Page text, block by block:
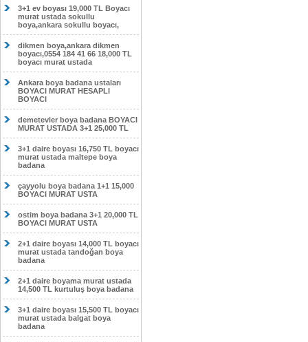
3+1 ev boyası 19,000 TL Boyacı
murat ustada sokullu
boya,ankara sokullu boyacı,
dikmen boya,ankara dikmen
boyacı,0554 184 41 66 18,000 TL
boyacı murat ustada
Ankara boya badana ustaları
BOYACI MURAT HESAPLI
BOYACI
demetevler boya badana BOYACI
MURAT USTADA 3+1 25,000 TL
3+1 daire boyası 16,750 TL boyacı
murat ustada maltepe boya
badana
çayyolu boya badana 1+1 15,000
BOYACI MURAT USTA
ostim boya badana 3+1 20,000 TL
BOYACI MURAT USTA
2+1 daire boyası 14,000 TL boyacı
murat ustada tandoğan boya
badana
2+1 daire boyama murat ustada
14,500 TL kurtuluş boya badana
3+1 daire boyası 15,500 TL boyacı
murat ustada balgat boya
badana